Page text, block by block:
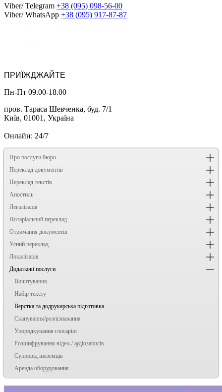
Viber/ Telegram +38 (095) 098-56-00
Viber/ WhatsApp +38 (095) 917-87-87
ПРИЇЖДЖАЙТЕ
Пн-Пт 09.00-18.00
пров. Тараса Шевченка, буд. 7/1
Київ, 01001, Україна
Онлайн: 24/7
Про послуги бюро
Переклад документів
Переклад текстів
Апостиль
Легалізація
Нотаріальний переклад
Отримання документів
Усний переклад
Локалізація
Додаткові послуги
Вичитування
Набір тексту
Верстка та додрукарська підготовка
Сканування/розпізнавання
Упорядкування глосарію
Розшифрування відео-/ аудіозаписів
Супровід іноземців
Аренда оборудования